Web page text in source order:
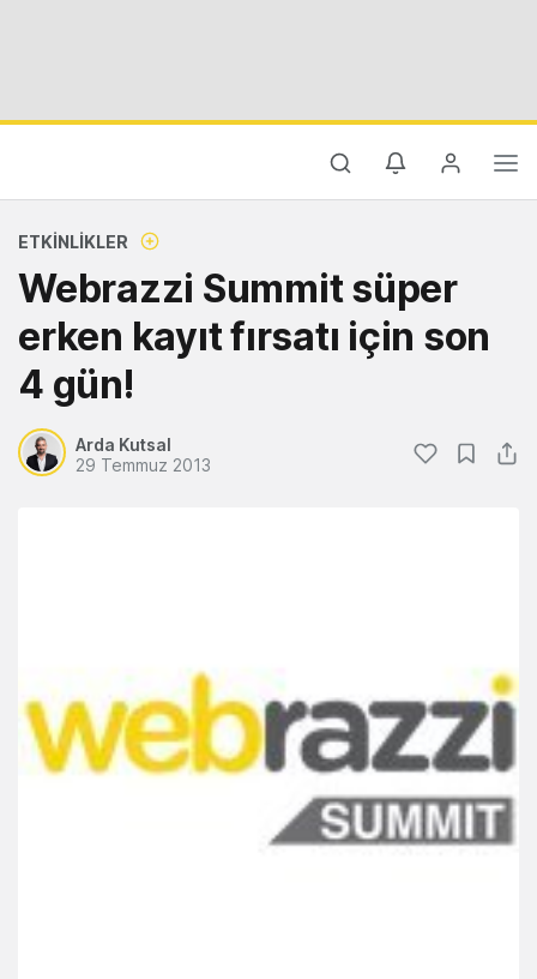
ETKINLIKLER
Webrazzi Summit süper
erken kayıt fırsatı için son
4 gün!
Arda Kutsal
29 Temmuz 2013